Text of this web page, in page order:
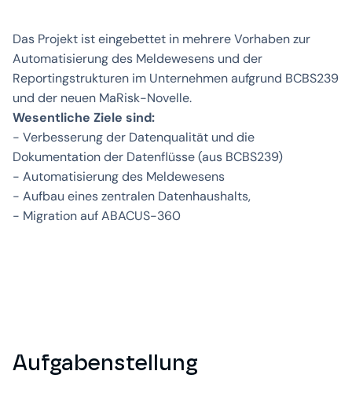
Das Projekt ist eingebettet in mehrere Vorhaben zur
Automatisierung des Meldewesens und der
Reportingstrukturen im Unternehmen aufgrund BCBS239
und der neuen MaRisk-Novelle.
Wesentliche Ziele sind:
- Verbesserung der Datenqualität und die
Dokumentation der Datenflüsse (aus BCBS239)
- Automatisierung des Meldewesens
- Aufbau eines zentralen Datenhaushalts,
- Migration auf ABACUS-360
Aufgabenstellung